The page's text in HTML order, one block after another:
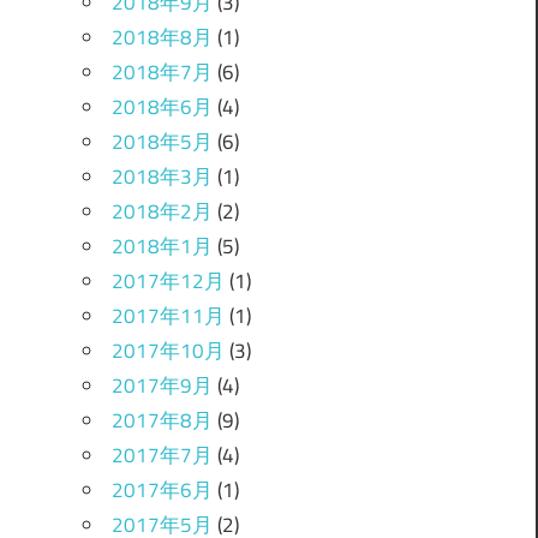
2018年8月 (1)
2018年7月 (6)
2018年6月 (4)
2018年5月 (6)
2018年3月 (1)
2018年2月 (2)
2018年1月 (5)
2017年12月 (1)
2017年11月 (1)
2017年10月 (3)
2017年9月 (4)
2017年8月 (9)
2017年7月 (4)
2017年6月 (1)
2017年5月 (2)